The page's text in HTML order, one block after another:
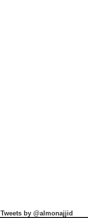
Tweets by @almonajjid